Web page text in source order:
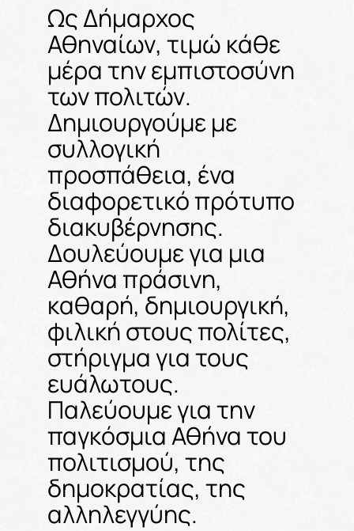
Ως Δήμαρχος
Αθηναίων, τιμώ κάθε
μέρα την εμπιστοσύνη
των πολιτών.
Δημιουργούμε με
συλλογική
προσπάθεια, ένα
διαφορετικό πρότυπο
διακυβέρνησης.
Δουλεύουμε για μια
Αθήνα πράσινη,
καθαρή, δημιουργική,
φιλική στους πολίτες,
στήριγμα για τους
ευάλωτους.
Παλεύουμε για την
παγκόσμια Αθήνα του
πολιτισμού, της
δημοκρατίας, της
αλληλεγγύης.